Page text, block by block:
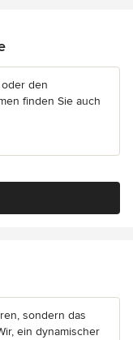
den
finden Sie auch
sondern das
ein dynamischer